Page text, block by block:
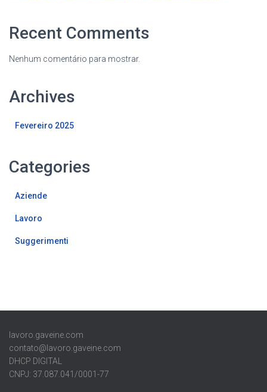
Recent Comments
Nenhum comentário para mostrar.
Archives
Fevereiro 2025
Categories
Aziende
Lavoro
Suggerimenti
lavoro.gaveine.com
contato@lavoro.gaveine.com
DHCP DIGITAL
CNPJ: 37.087.041/0001-77